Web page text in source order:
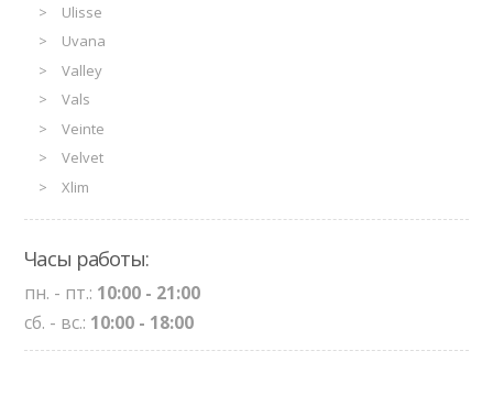
Ulisse
Uvana
Valley
Vals
Veinte
Velvet
Xlim
Часы работы:
пн. - пт.: 10:00 - 21:00
сб. - вс.: 10:00 - 18:00